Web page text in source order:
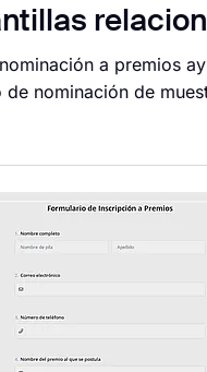
a premios
nominación de